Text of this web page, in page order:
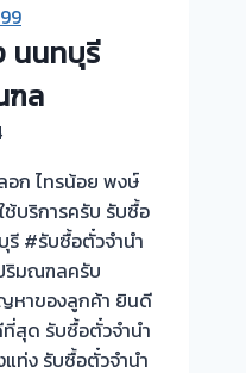
นนทบุรี
ฑล
อก ไทรน้อย พงษ์
บริการครับ รับซื้อ
รี #รับซื้อตั๋วจำนำ
ริมณฑลครับ
ญหาของลูกค้า ยินดี
สุด รับซื้อตั๋วจำนำ
ท่ง รับซื้อตั๋วจำนำ